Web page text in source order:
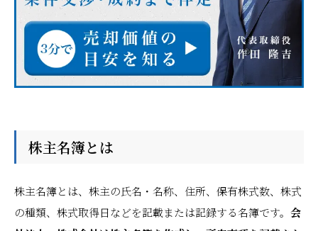
株主名簿とは
株主名簿とは、株主の氏名・名称、住所、保有株式数、株式
の種類、株式取得日などを記載または記録する名簿です。 会